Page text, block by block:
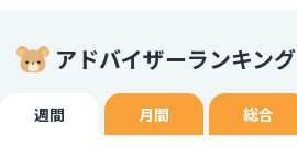
アドバイザーランキング
週間 月間 総合